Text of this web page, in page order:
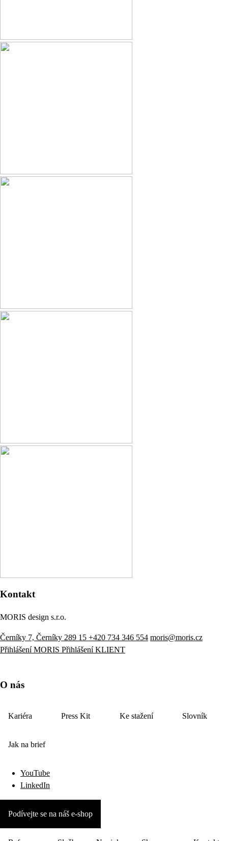
Kontakt
MORIS design s.r.o.
Černíky 7, Černíky 289 15 +420 734 346 554 moris@moris.cz
Přihlášení MORIS Přihlášení KLIENT
O nás
Kariéra Press Kit Ke stažení Slovník
Jak na brief
YouTube
LinkedIn
Podívejte se na náš e-shop